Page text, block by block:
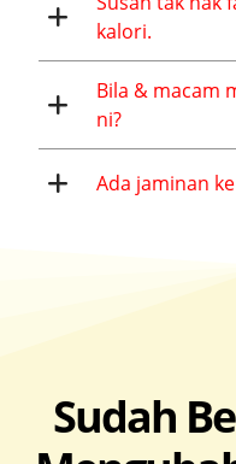
kalori.
Bila & macam
ni?
Ada jaminan
Sudah